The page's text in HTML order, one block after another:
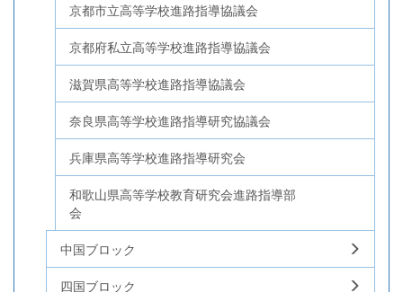
京都市立高等学校進路指導協議会
京都府私立高等学校進路指導協議会
滋賀県高等学校進路指導協議会
奈良県高等学校進路指導研究協議会
兵庫県高等学校進路指導研究会
和歌山県高等学校教育研究会進路指導部
会
中国ブロック
四国ブロック